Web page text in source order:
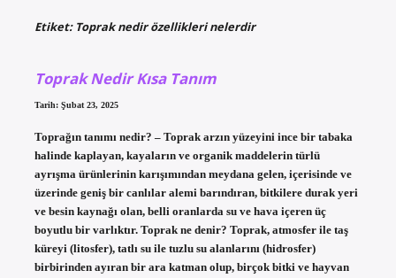
Etiket: Toprak nedir özellikleri nelerdir
Toprak Nedir Kısa Tanım
Tarih: Şubat 23, 2025
Toprağın tanımı nedir? – Toprak arzın yüzeyini ince bir tabaka
halinde kaplayan, kayaların ve organik maddelerin türlü
ayrışma ürünlerinin karışımından meydana gelen, içerisinde ve
üzerinde geniş bir canlılar alemi barındıran, bitkilere durak yeri
ve besin kaynağı olan, belli oranlarda su ve hava içeren üç
boyutlu bir varlıktır. Toprak ne denir? Toprak, atmosfer ile taş
küreyi (litosfer), tatlı su ile tuzlu su alanlarını (hidrosfer)
birbirinden ayıran bir ara katman olup, birçok bitki ve hayvan